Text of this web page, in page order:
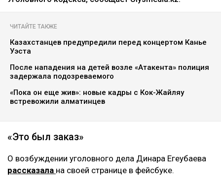
ЧИТАЙТЕ ТАКЖЕ
Казахстанцев предупредили перед концертом Канье
Уэста
После нападения на детей возле «Атакента» полиция
задержала подозреваемого
«Пока он еще жив»: новые кадры с Кок-Жайляу
встревожили алматинцев
«Это был заказ»
О возбуждении уголовного дела Динара Егеубаева
рассказала на своей странице в фейсбуке.